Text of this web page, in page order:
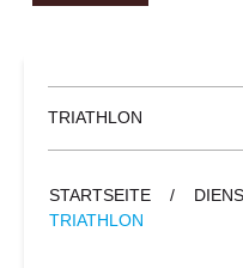
TRIATHLON
STARTSEITE /
TRIATHLON